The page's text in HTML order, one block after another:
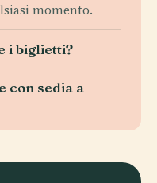
momento.
i biglietti?
con sedia a